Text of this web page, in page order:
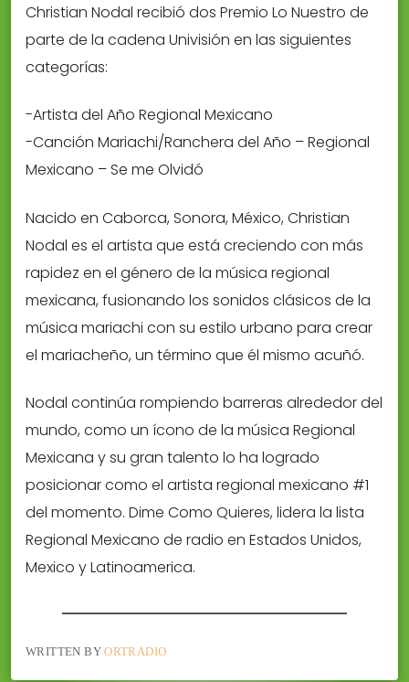
Christian Nodal recibió dos Premio Lo Nuestro de
parte de la cadena Univisión en las siguientes
categorías:
-Artista del Año Regional Mexicano
-Canción Mariachi/Ranchera del Año – Regional
Mexicano – Se me Olvidó
Nacido en Caborca, Sonora, México, Christian
Nodal es el artista que está creciendo con más
rapidez en el género de la música regional
mexicana, fusionando los sonidos clásicos de la
música mariachi con su estilo urbano para crear
el mariacheño, un término que él mismo acuñó.
Nodal continúa rompiendo barreras alrededor del
mundo, como un ícono de la música Regional
Mexicana y su gran talento lo ha logrado
posicionar como el artista regional mexicano #1
del momento. Dime Como Quieres, lidera la lista
Regional Mexicano de radio en Estados Unidos,
Mexico y Latinoamerica.
WRITTEN BYORTRADIO